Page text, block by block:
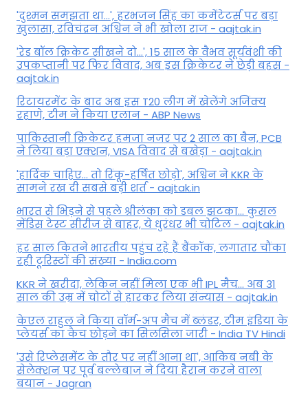
'दुश्मन समझता था...', हरभजन सिंह का कमेंटेटर्स पर बड़ा
खुलासा, रव‍िचंद्रन अश्विन ने भी खोला राज - aajtak.in
'रेड बॉल क्रिकेट सीखने दो...', 15 साल के वैभव सूर्यवंशी की
उपकप्तानी पर फ‍िर व‍िवाद, अब इस क्रिकेटर ने छेड़ी बहस -
aajtak.in
रिटायरमेंट के बाद अब इस T20 लीग में खेलेंगे अजिंक्य
रहाणे, टीम ने किया एलान - ABP News
पाकिस्तानी क्रिकेटर हमजा नजर पर 2 साल का बैन, PCB
ने ल‍िया बड़ा एक्शन, VISA व‍िवाद से बखेड़ा - aajtak.in
'हार्दिक चाहिए... तो रिंकू-हर्षित छोड़ो', अश्विन ने KKR के
सामने रख दी सबसे बड़ी शर्त - aajtak.in
भारत से भिड़ने से पहले श्रीलंका को डबल झटका... कुसल
मेंडिस टेस्ट सीरीज से बाहर, ये धुरंधर भी चोटिल - aajtak.in
हर साल कितने भारतीय पहुंच रहे हैं बैंकॉक, लगातार चौंका
रही टूरिस्टों की संख्या - India.com
KKR ने खरीदा, लेकिन नहीं मिला एक भी IPL मैच... अब 31
साल की उम्र में चोटों से हारकर लिया संन्यास - aajtak.in
केएल राहुल ने किया वॉर्म-अप मैच में ब्लंडर, टीम इंडिया के
प्लेयर्स का कैच छोड़ने का सिलसिला जारी - India TV Hindi
'उसे रिप्लेसमेंट के तौर पर नहीं आना था', आकिब नबी के
सेलेक्शन पर पूर्व बल्लेबाज ने दिया हैरान करने वाला
बयान - Jagran